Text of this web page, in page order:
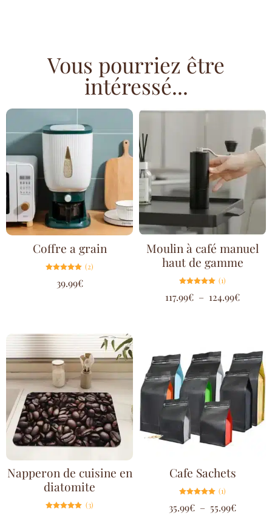
Vous pourriez être
intéressé...
Coffre a grain
5.00
sur 5
(2)
39.99€
Moulin à café manuel
haut de gamme
5.00
sur 5
(1)
117.99€ – 124.99€
Napperon de cuisine en
diatomite
(3)
Cafe Sachets
5.00
(1)
35.99€ – 55.99€